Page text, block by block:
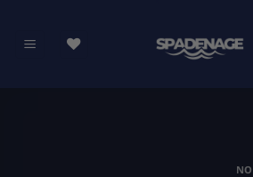
contenu